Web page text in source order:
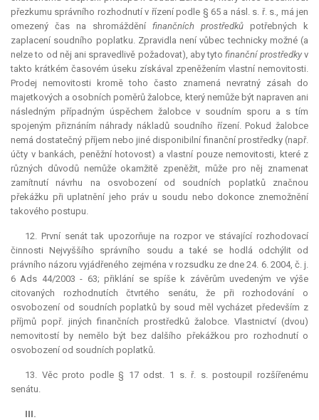
přezkumu správního rozhodnutí v řízení podle § 65 a násl. s. ř. s., má jen
omezený čas na shromáždění finančních prostředků potřebných k
zaplacení soudního poplatku. Zpravidla není vůbec technicky možné (a
nelze to od něj ani spravedlivě požadovat), aby tytofinanční prostředkyv
takto krátkém časovém úseku získával zpeněžením vlastní nemovitosti.
Prodej nemovitosti kromě toho často znamená nevratný zásah do
majetkových a osobních poměrů žalobce, který nemůže být napraven ani
následným případným úspěchem žalobce v soudním sporu a s tím
spojeným přiznáním náhrady nákladů soudního řízení. Pokud žalobce
nemá dostatečný příjem nebo jiné disponibilní finanční prostředky (např.
účty v bankách, peněžní hotovost) a vlastní pouze nemovitosti, které z
různých důvodů nemůže okamžitě zpeněžit, může pro něj znamenat
zamítnutí návrhu na osvobození od soudních poplatků značnou
překážku při uplatnění jeho práv u soudu nebo dokonce znemožnění
takového postupu.
12. První senát tak upozorňuje na rozpor ve stávající rozhodovací
činnosti Nejvyššího správního soudu a také se hodlá odchýlit od
právního názoru vyjádřeného zejména v rozsudku ze dne 24. 6. 2004, č. j.
6 Ads 44/2003 - 63; přiklání se spíše k závěrům uvedeným ve výše
citovaných rozhodnutích čtvrtého senátu, že při rozhodování o
osvobození od soudních poplatků by soud měl vycházet především z
příjmů popř. jiných finančních prostředků žalobce. Vlastnictví (dvou)
nemovitostí by nemělo být bez dalšího překážkou pro rozhodnutí o
osvobození od soudních poplatků.
13. Věc proto podle § 17 odst. 1 s. ř. s. postoupil rozšířenému
senátu.
III.